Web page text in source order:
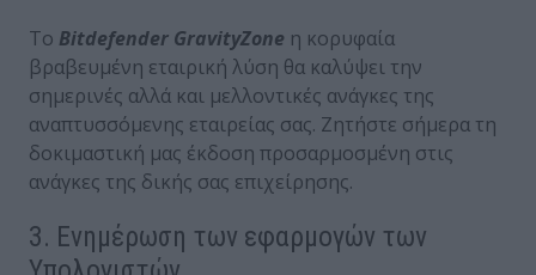
Το Bitdefender GravityZone η κορυφαία
βραβευμένη εταιρική λύση θα καλύψει την
σημερινές αλλά και μελλοντικές ανάγκες της
αναπτυσσόμενης εταιρείας σας. Ζητήστε σήμερα τη
δοκιμαστική μας έκδοση προσαρμοσμένη στις
ανάγκες της δικής σας επιχείρησης.
3. Ενημέρωση των εφαρμογών των